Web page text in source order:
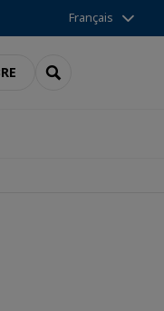
Français
RECHERCHER